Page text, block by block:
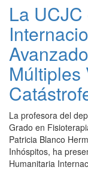
La
Múltiples
La profesora del
Grado en
Patricia Blanco
Inhóspitos, ha
Humanitaria